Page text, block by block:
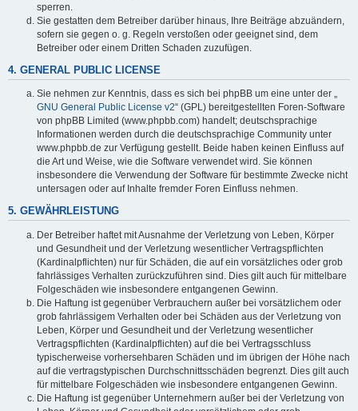
sperren.
Sie gestatten dem Betreiber darüber hinaus, Ihre Beiträge abzuändern,
sofern sie gegen o. g. Regeln verstoßen oder geeignet sind, dem
Betreiber oder einem Dritten Schaden zuzufügen.
4. GENERAL PUBLIC LICENSE
Sie nehmen zur Kenntnis, dass es sich bei phpBB um eine unter der „
GNU General Public License v2“ (GPL) bereitgestellten Foren-Software
von phpBB Limited (www.phpbb.com) handelt; deutschsprachige
Informationen werden durch die deutschsprachige Community unter
www.phpbb.de zur Verfügung gestellt. Beide haben keinen Einfluss auf
die Art und Weise, wie die Software verwendet wird. Sie können
insbesondere die Verwendung der Software für bestimmte Zwecke nicht
untersagen oder auf Inhalte fremder Foren Einfluss nehmen.
5. GEWÄHRLEISTUNG
Der Betreiber haftet mit Ausnahme der Verletzung von Leben, Körper
und Gesundheit und der Verletzung wesentlicher Vertragspflichten
(Kardinalpflichten) nur für Schäden, die auf ein vorsätzliches oder grob
fahrlässiges Verhalten zurückzuführen sind. Dies gilt auch für mittelbare
Folgeschäden wie insbesondere entgangenen Gewinn.
Die Haftung ist gegenüber Verbrauchern außer bei vorsätzlichem oder
grob fahrlässigem Verhalten oder bei Schäden aus der Verletzung von
Leben, Körper und Gesundheit und der Verletzung wesentlicher
Vertragspflichten (Kardinalpflichten) auf die bei Vertragsschluss
typischerweise vorhersehbaren Schäden und im übrigen der Höhe nach
auf die vertragstypischen Durchschnittsschäden begrenzt. Dies gilt auch
für mittelbare Folgeschäden wie insbesondere entgangenen Gewinn.
Die Haftung ist gegenüber Unternehmern außer bei der Verletzung von